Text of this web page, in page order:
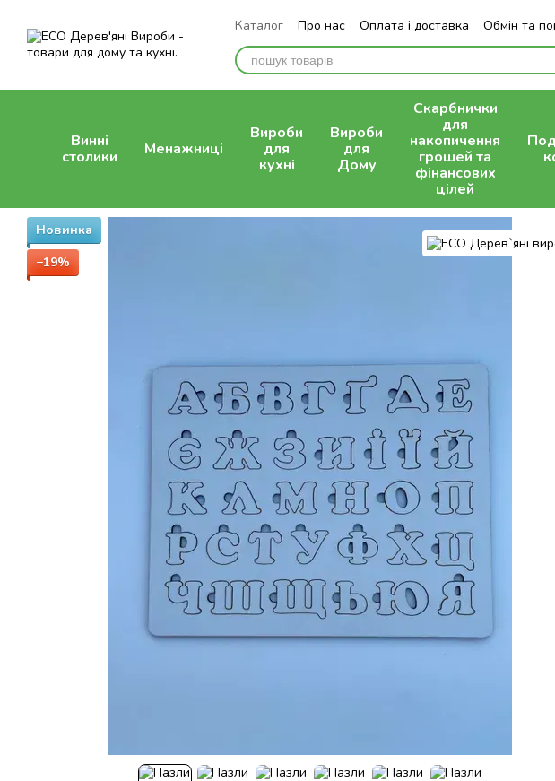
Каталог Про нас Оплата і доставка Обмін та
Відгуки про магазин
Винні
столики
Менажниці
Вироби
для
кухні
Вироби
для
Дому
Скарбнички
для
накопичення
грошей та
фінансових
цілей
Новинка
−19%